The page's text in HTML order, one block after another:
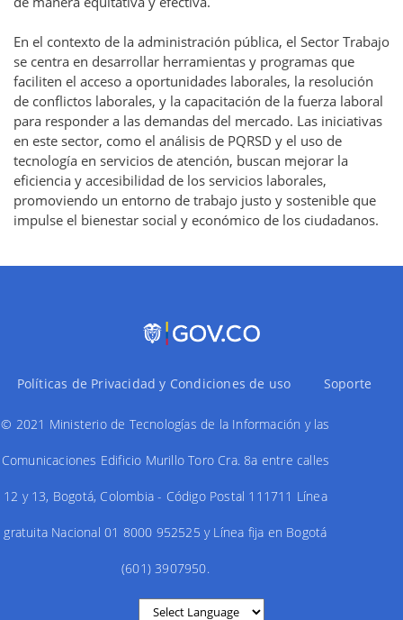
En el contexto de la administración pública, el Sector Trabajo
se centra en desarrollar herramientas y programas que
faciliten el acceso a oportunidades laborales, la resolución
de conflictos laborales, y la capacitación de la fuerza laboral
para responder a las demandas del mercado. Las iniciativas
en este sector, como el análisis de PQRSD y el uso de
tecnología en servicios de atención, buscan mejorar la
eficiencia y accesibilidad de los servicios laborales,
promoviendo un entorno de trabajo justo y sostenible que
impulse el bienestar social y económico de los ciudadanos.
Políticas de Privacidad y Condiciones de uso Soporte
© 2021 Ministerio de Tecnologías de la Información y las
Comunicaciones Edificio Murillo Toro Cra. 8a entre calles
12 y 13, Bogotá, Colombia - Código Postal 111711 Línea
gratuita Nacional 01 8000 952525 y Línea fija en Bogotá
(601) 3907950.